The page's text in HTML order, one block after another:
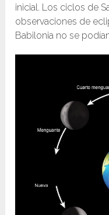
inicial. Los ciclos de
observaciones de
Babilonia no se